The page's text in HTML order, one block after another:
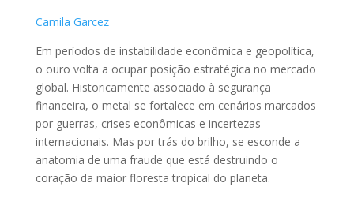
Camila Garcez
Em períodos de instabilidade econômica e geopolítica,
o ouro volta a ocupar posição estratégica no mercado
global. Historicamente associado à segurança
financeira, o metal se fortalece em cenários marcados
por guerras, crises econômicas e incertezas
internacionais. Mas por trás do brilho, se esconde a
anatomia de uma fraude que está destruindo o
coração da maior floresta tropical do planeta.